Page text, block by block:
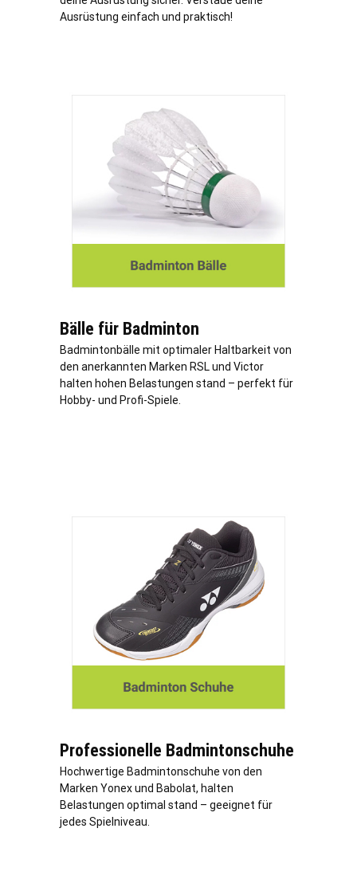
Ausrüstung einfach und praktisch!
Bälle für Badminton
Badmintonbälle mit optimaler Haltbarkeit von
den anerkannten Marken RSL und Victor
halten hohen Belastungen stand – perfekt für
Hobby- und Profi-Spiele.
Professionelle Badmintonschuhe
Hochwertige Badmintonschuhe von den
Marken Yonex und Babolat, halten
Belastungen optimal stand – geeignet für
jedes Spielniveau.